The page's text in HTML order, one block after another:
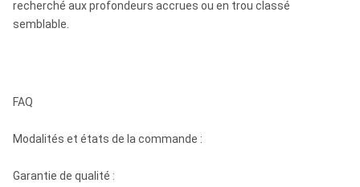
recherché aux profondeurs accrues ou en trou classé
semblable.
FAQ
Modalités et états de la commande :
Garantie de qualité :